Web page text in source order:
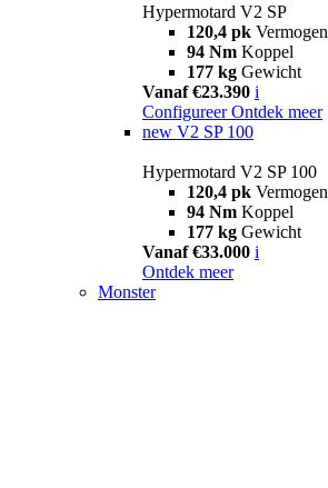
Hypermotard V2 SP
120,4 pk Vermogen
94 Nm Koppel
177 kg Gewicht
Vanaf €23.390 i
Configureer Ontdek meer
new V2 SP 100
Hypermotard V2 SP 100
120,4 pk Vermogen
94 Nm Koppel
177 kg Gewicht
Vanaf €33.000 i
Ontdek meer
Monster